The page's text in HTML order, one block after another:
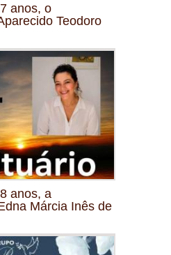
anos, o
Teodoro
anos, a
Márcia Inês de